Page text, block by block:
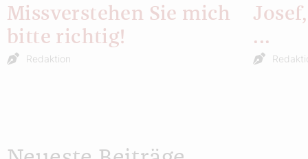
Missverstehen Sie mich
bitte richtig!
Redaktion
...